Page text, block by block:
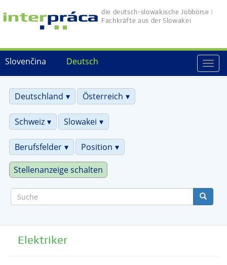
Direkt
zum
Deutsch
Slovenčina
die deutsch-slowakische Jobbörse |
Fachkräfte aus der Slowakei
Deutschland
Österreich
Schweiz Slowakei
Berufsfelder Position
Stellenanzeige schalten
Elektriker